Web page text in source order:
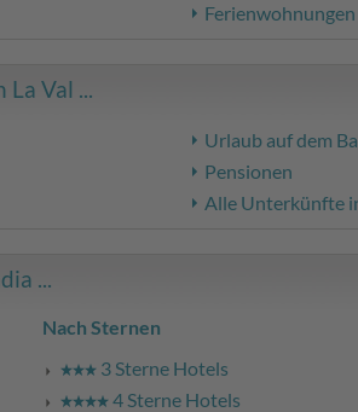
Val ...
Urlaub auf dem
Pensionen
Alle Unterkünfte
...
Nach Sternen
3 Sterne Hotels
4 Sterne Hotels